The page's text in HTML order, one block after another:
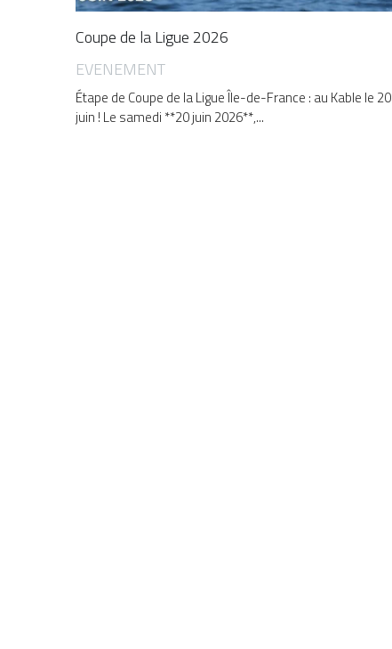
Coupe de la Ligue 2026
EVENEMENT
Étape de Coupe de la Ligue Île-de-France : au Kable le 20
juin ! Le samedi **20 juin 2026**,...